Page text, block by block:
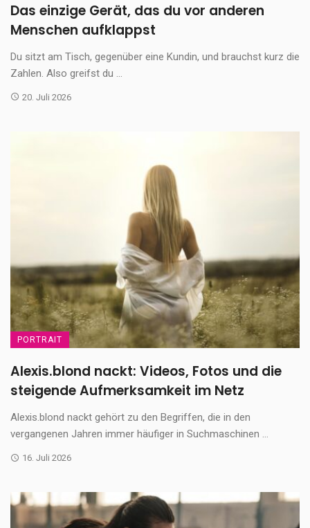
Das einzige Gerät, das du vor anderen
Menschen aufklappst
Du sitzt am Tisch, gegenüber eine Kundin, und brauchst kurz die
Zahlen. Also greifst du ...
20. Juli 2026
PORTRAIT
Alexis.blond nackt: Videos, Fotos und die
steigende Aufmerksamkeit im Netz
Alexis.blond nackt gehört zu den Begriffen, die in den
vergangenen Jahren immer häufiger in Suchmaschinen ...
16. Juli 2026